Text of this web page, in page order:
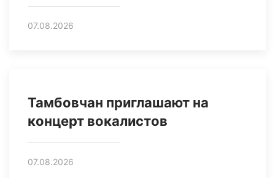
07.08.2026
Тамбовчан приглашают на
концерт вокалистов
07.08.2026